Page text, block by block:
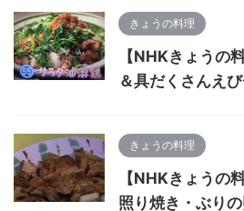
きょうの料理
【NHKきょうの
＆具だくさんえ
きょうの料理
【NHKきょうの
照り焼き・ぶり